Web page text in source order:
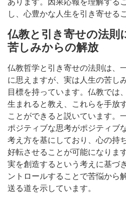
あります。因果応報を理解する
し、心豊かな人生を引き寄せる
仏教と引き寄せの法則
苦しみからの解放
仏教哲学と引き寄せの法則は、
に思えますが、実は人生の苦し
目標を持っています。仏教では
生まれると教え、これらを手放
ことができると説いています。
ポジティブな思考がポジティブ
考え方を基にしており、心の持
好転させることが可能になりま
実を創造するという考えに基づ
ントロールすることで苦悩から
送る道を示しています。